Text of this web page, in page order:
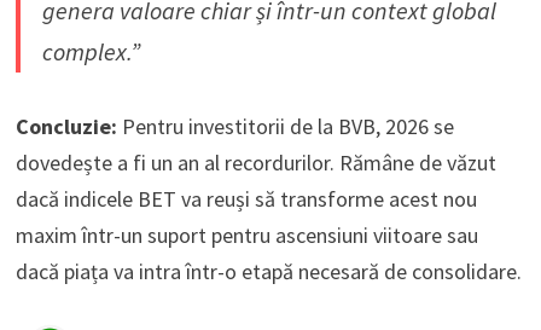
genera valoare chiar și într-un context global
complex.”
Concluzie: Pentru investitorii de la BVB, 2026 se
dovedește a fi un an al recordurilor. Rămâne de văzut
dacă indicele BET va reuși să transforme acest nou
maxim într-un suport pentru ascensiuni viitoare sau
dacă piața va intra într-o etapă necesară de consolidare.